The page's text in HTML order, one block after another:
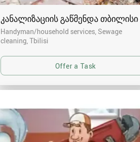
კანალიზაციის გაწმენდა თბილისი
Handyman/household services, Sewage
cleaning Tbilisi